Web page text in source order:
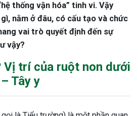
thống vận hóa” tinh vi. Vậy
nằm ở đâu, có cấu tạo và chức
vai trò quyết định đến sự
vậy?
Vị trí của ruột non dưới
Tây y